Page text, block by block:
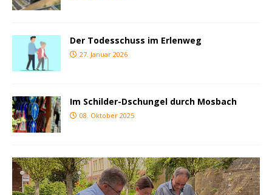
Der Todesschuss im Erlenweg
27. Januar 2026
Im Schilder-Dschungel durch Mosbach
08. Oktober 2025